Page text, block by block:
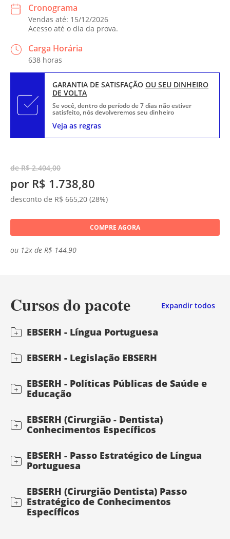
de R$ 2.404,00
por R$ 1.738,80
desconto de R$ 665,20 (28%)
COMPRE AGORA
ou 12x de R$ 144,90
Cronograma
Vendas até: 15/12/2026
Acesso até o dia da prova.
Carga Horária
638 horas
GARANTIA DE SATISFAÇÃO OU SEU DINHEIRO
DE VOLTA
Se você, dentro do período de 7 dias não estiver
satisfeito, nós devolveremos seu dinheiro
Veja as regras
Cursos do pacote Expandir todos
EBSERH - Língua Portuguesa
EBSERH - Legislação EBSERH
EBSERH - Políticas Públicas de Saúde e
Educação
EBSERH (Cirurgião - Dentista)
Conhecimentos Específicos
EBSERH - Passo Estratégico de Língua
Portuguesa
EBSERH (Cirurgião Dentista) Passo
Estratégico de Conhecimentos
Específicos